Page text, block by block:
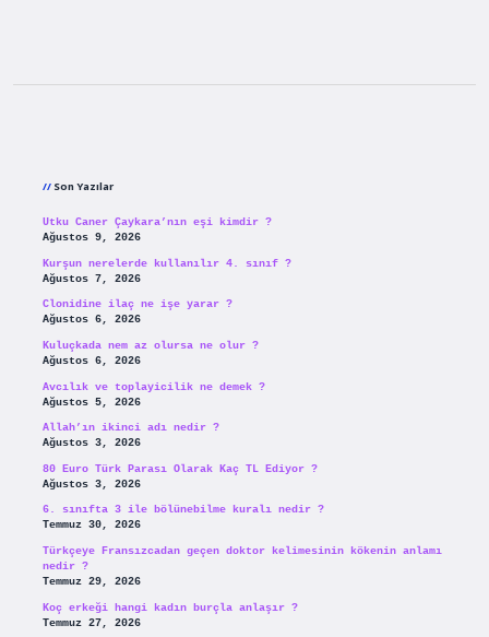
Son Yazılar
Utku Caner Çaykara’nın eşi kimdir ?
Ağustos 9, 2026
Kurşun nerelerde kullanılır 4. sınıf ?
Ağustos 7, 2026
Clonidine ilaç ne işe yarar ?
Ağustos 6, 2026
Kuluçkada nem az olursa ne olur ?
Ağustos 6, 2026
Avcılık ve toplayicilik ne demek ?
Ağustos 5, 2026
Allah’ın ikinci adı nedir ?
Ağustos 3, 2026
80 Euro Türk Parası Olarak Kaç TL Ediyor ?
Ağustos 3, 2026
6. sınıfta 3 ile bölünebilme kuralı nedir ?
Temmuz 30, 2026
Türkçeye Fransızcadan geçen doktor kelimesinin kökenin anlamı
nedir ?
Temmuz 29, 2026
Koç erkeği hangi kadın burçla anlaşır ?
Temmuz 27, 2026